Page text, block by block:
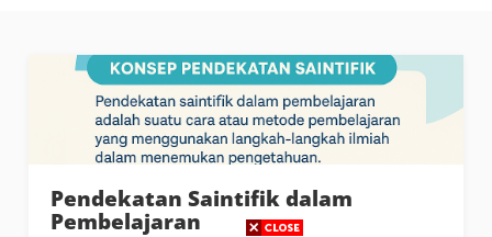
Pendekatan Saintifik dalam
Pembelajaran